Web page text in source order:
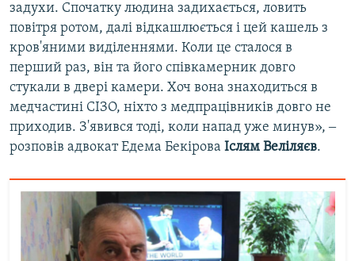
задухи. Спочатку людина задихається, ловить
повітря ротом, далі відкашлюється і цей кашель з
кров'яними виділеннями. Коли це сталося в
перший раз, він та його співкамерник довго
стукали в двері камери. Хоч вона знаходиться в
медчастині СІЗО, ніхто з медпрацівників довго не
приходив. З'явився тоді, коли напад уже минув», ‒
розповів адвокат Едема Бекірова Іслям Веліляєв.